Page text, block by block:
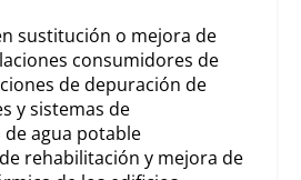
sustitución o mejora de
consumidores de
de depuración de
y sistemas de
agua potable
rehabilitación y mejora de